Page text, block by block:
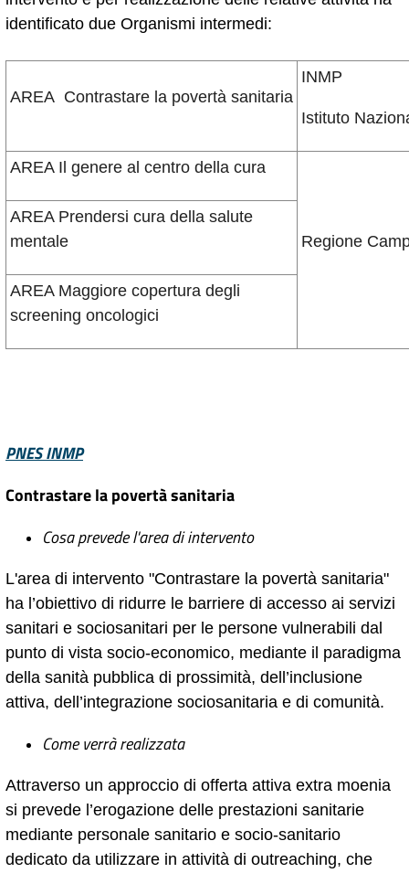
identificato due Organismi intermedi:
AREA Contrastare la povertà sanitaria
INMP
Istituto
AREA Il genere al centro della cura
Regione
AREA Prendersi cura della salute
mentale
AREA Maggiore copertura degli
screening oncologici
PNES INMP
Contrastare la povertà sanitaria
Cosa prevede l'area di intervento
L'area di intervento "Contrastare la povertà sanitaria"
ha l’obiettivo di ridurre le barriere di accesso ai servizi
sanitari e sociosanitari per le persone vulnerabili dal
punto di vista socio-economico, mediante il paradigma
della sanità pubblica di prossimità, dell’inclusione
attiva, dell’integrazione sociosanitaria e di comunità.
Come verrà realizzata
Attraverso un approccio di offerta attiva extra moenia
si prevede l’erogazione delle prestazioni sanitarie
mediante personale sanitario e socio-sanitario
dedicato da utilizzare in attività di outreaching, che